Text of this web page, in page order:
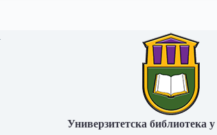
Универзитетска библиотека